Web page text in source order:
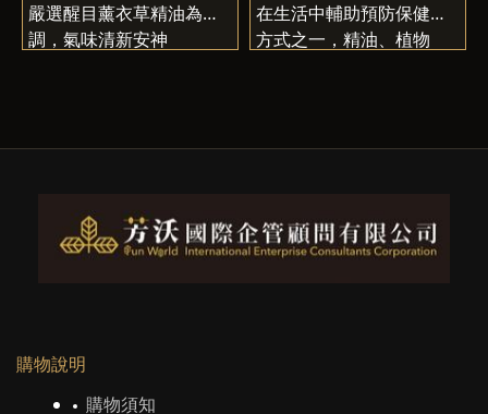
嚴選醒目薰衣草精油為主
調，氣味清新安神
在生活中輔助預防保健的
方式之一，精油、植物
生活應用，無論您是想要
生活的行列和我們香遇在
一起。
購物說明
購物須知